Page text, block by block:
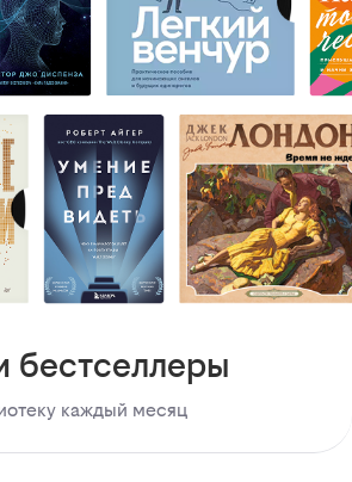
бестселлеры
каждый месяц